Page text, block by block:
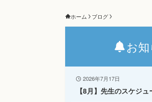
ホーム ブログ
お
2026年7月17日
【8月】先生のスケジュ